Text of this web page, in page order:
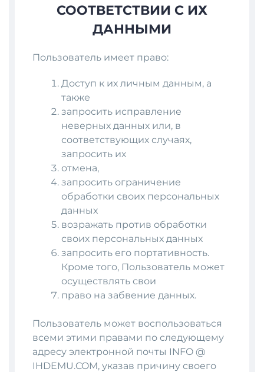
СООТВЕТСТВИИ С ИХ
ДАННЫМИ
Пользователь имеет право:
Доступ к их личным данным, а
также
запросить исправление
неверных данных или, в
соответствующих случаях,
запросить их
отмена,
запросить ограничение
обработки своих персональных
данных
возражать против обработки
своих персональных данных
запросить его портативность.
Кроме того, Пользователь может
осуществлять свои
право на забвение данных.
Пользователь может воспользоваться
всеми этими правами по следующему
адресу электронной почты INFO @
IHDEMU.COM, указав причину своего